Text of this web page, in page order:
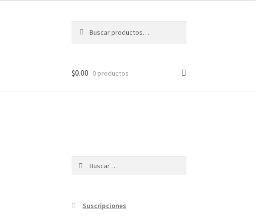
por:
$0.00 0 productos
Suscripciones